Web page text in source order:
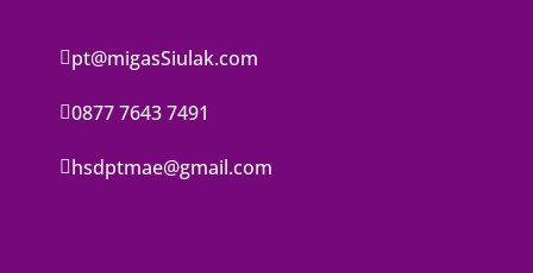
pt@migasSiulak.com
0877 7643 7491
hsdptmae@gmail.com